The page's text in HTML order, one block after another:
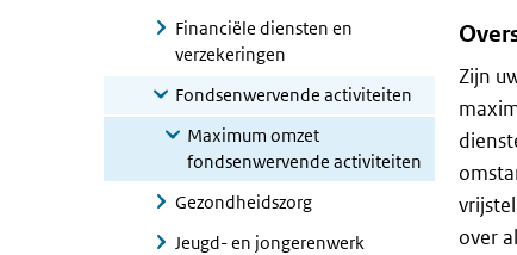
Financiële diensten en
verzekeringen
Fondsenwervende activiteiten
Maximum omzet
fondsenwervende activiteiten
Gezondheidszorg
Jeugd- en jongerenwerk
Zijn
over